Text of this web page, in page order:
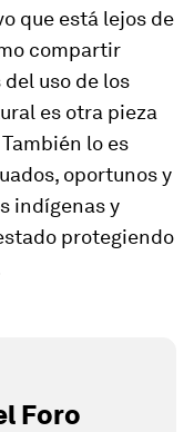
que está lejos de
compartir
uso de los
es otra pieza
lo es
oportunos y
indígenas y
protegiendo
Foro